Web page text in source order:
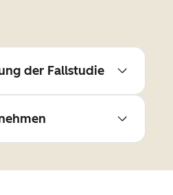
der Fallstudie